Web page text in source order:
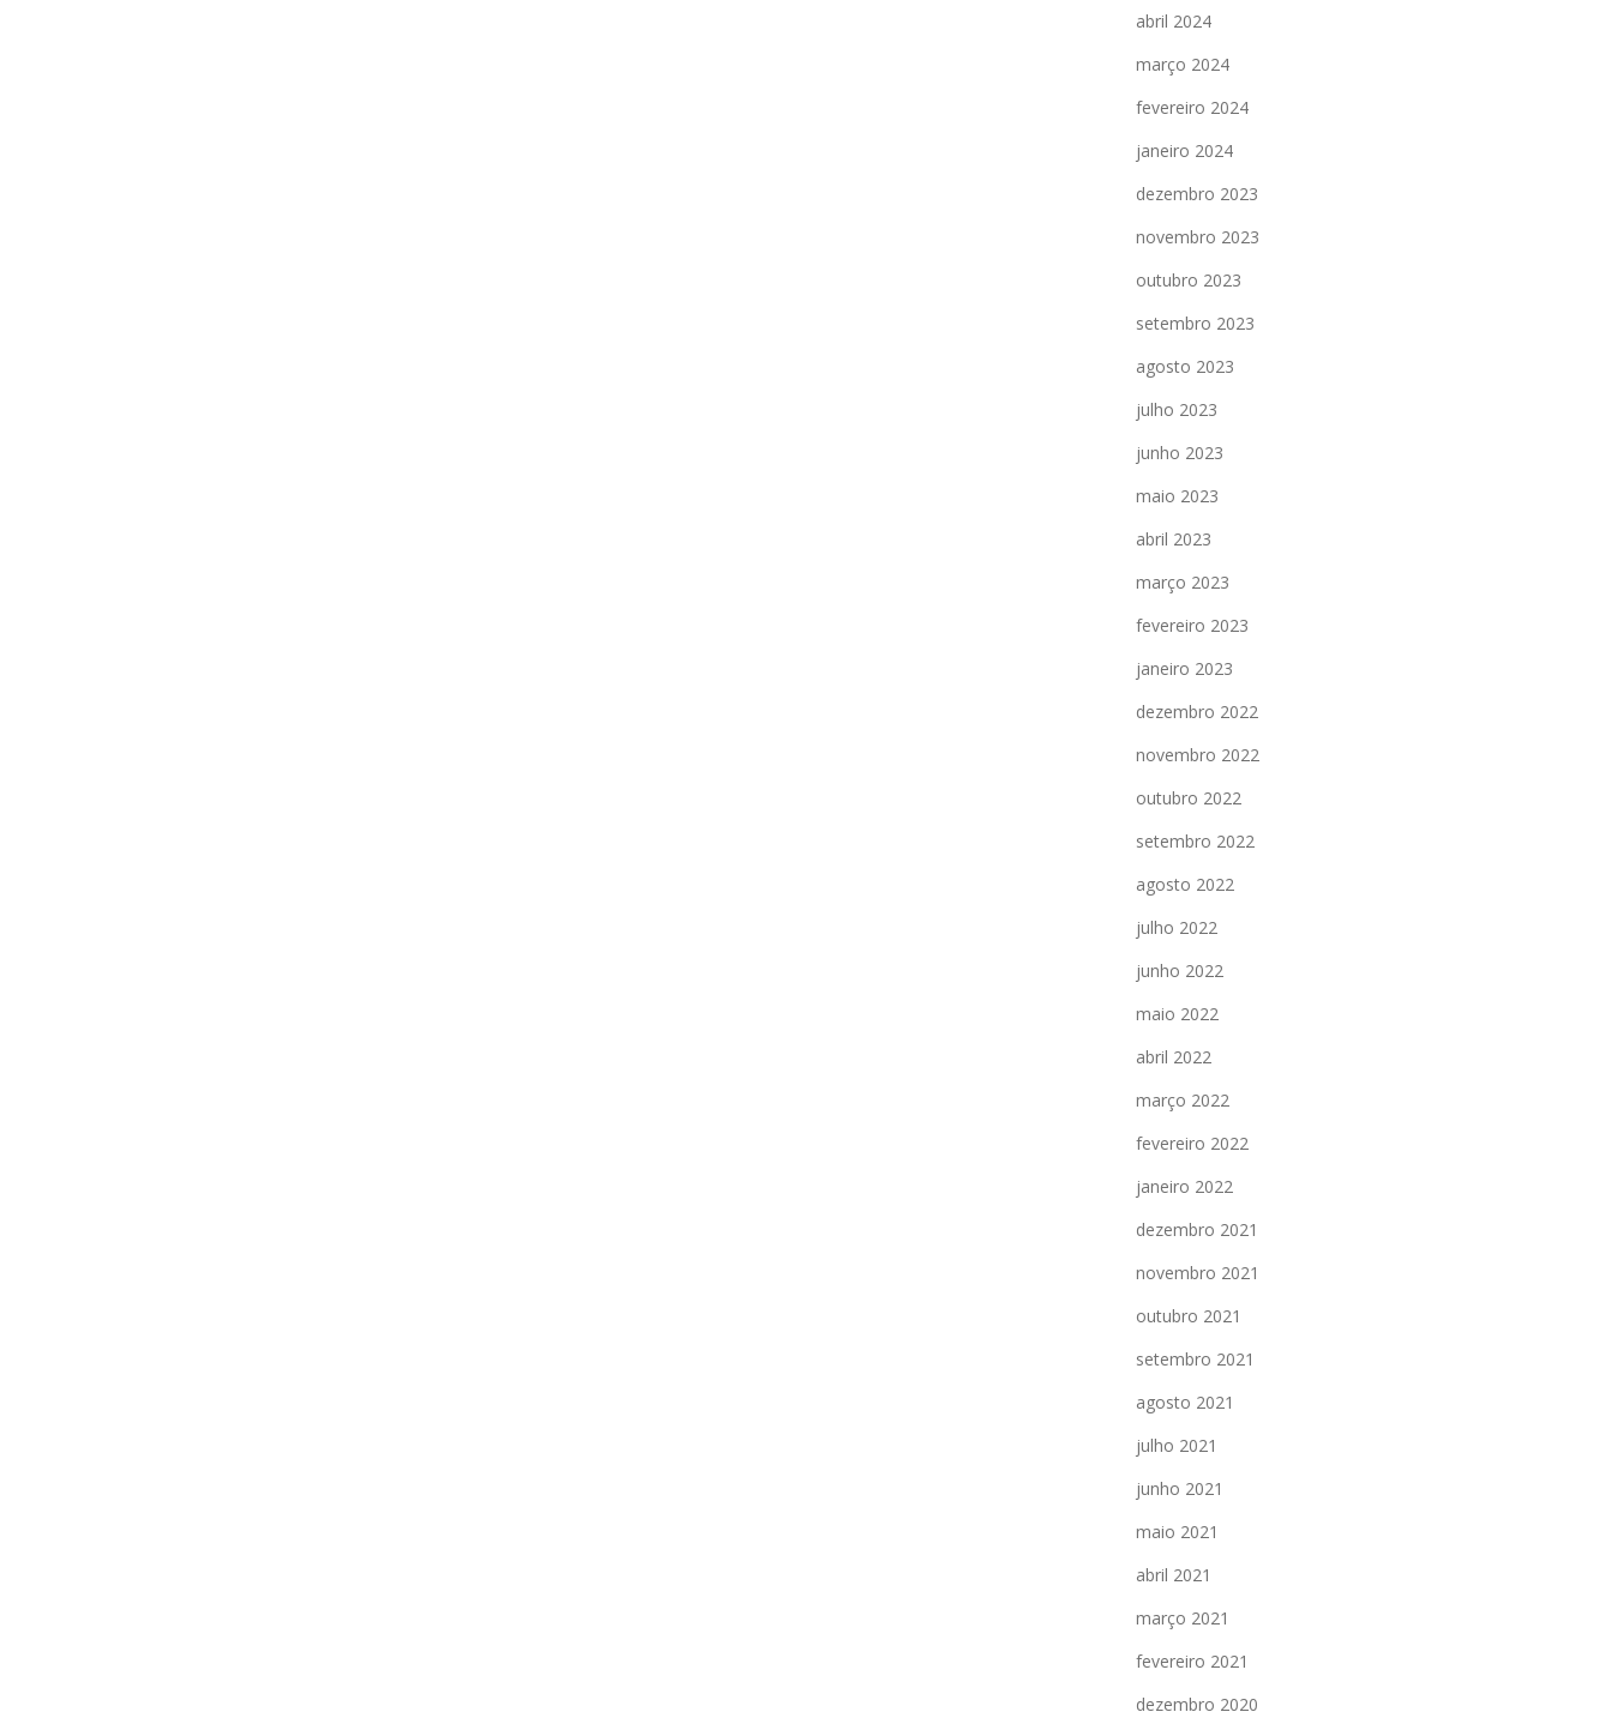
abril 2024
março 2024
fevereiro 2024
janeiro 2024
dezembro 2023
novembro 2023
outubro 2023
setembro 2023
agosto 2023
julho 2023
junho 2023
maio 2023
abril 2023
março 2023
fevereiro 2023
janeiro 2023
dezembro 2022
novembro 2022
outubro 2022
setembro 2022
agosto 2022
julho 2022
junho 2022
maio 2022
abril 2022
março 2022
fevereiro 2022
janeiro 2022
dezembro 2021
novembro 2021
outubro 2021
setembro 2021
agosto 2021
julho 2021
junho 2021
maio 2021
abril 2021
março 2021
fevereiro 2021
dezembro 2020